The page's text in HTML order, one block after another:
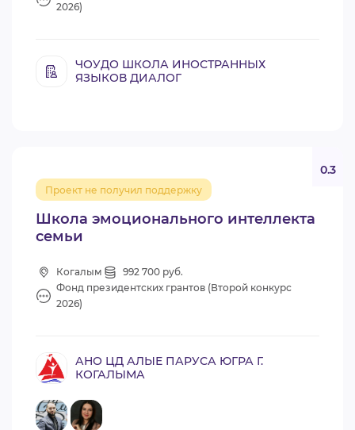
2026)
ЧОУДО ШКОЛА ИНОСТРАННЫХ
ЯЗЫКОВ ДИАЛОГ
Школа эмоционального интеллекта
семьи
Проект не получил поддержку
0.3
Когалым
992 700 руб.
Фонд президентских грантов (Второй конкурс
2026)
АНО ЦД АЛЫЕ ПАРУСА ЮГРА Г.
КОГАЛЫМА